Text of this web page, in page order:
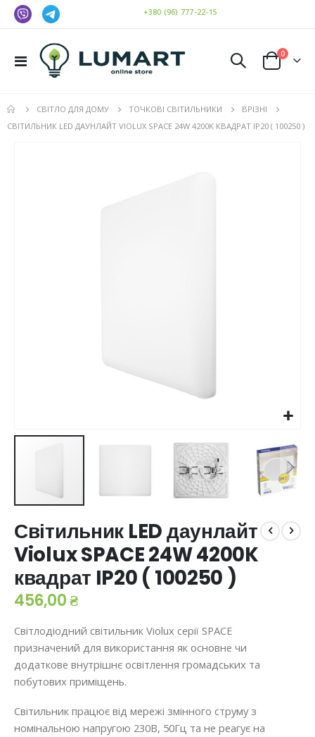
+380 (96) 777-22-15
Toggle
Cart
0
СВІТЛО ДЛЯ ДОМУ ТОЧКОВІ СВІТИЛЬНИКИ
ВРІЗНІ
СВІТИЛЬНИК LED ДАУНЛАЙТ VIOLUX SPACE 24W 4200K КВАДРАТ IP20 ( 100250 )
до
початку
галереї
Світильник LED даунлайт
Violux SPACE 24W 4200K
квадрат IP20 ( 100250 )
456,00 ₴
Світлодіодний світильник Violux серії SPACE
призначений для використання як основне чи
додаткове внутрішнє освітлення громадських та
побутових приміщень.
Світильник працює від мережі змінного струму з
номінальною напругою 230В, 50Гц та не реагує на